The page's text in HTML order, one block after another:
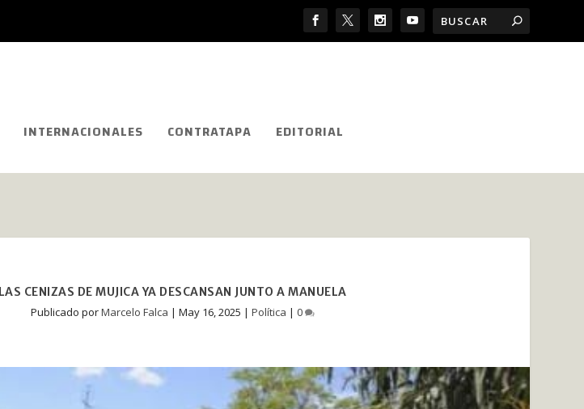
INTERNACIONALES CONTRATAPA EDITORIAL
LAS CENIZAS DE MUJICA YA DESCANSAN JUNTO A MANUELA
Publicado porMarcelo Falca | May 16, 2025 | Política | 0